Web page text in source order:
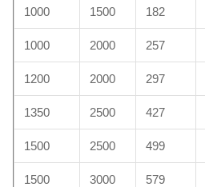
1000 1500 182
1000 2000 257
1200 2000 297
1350 2500 427
1500 2500 499
1500 3000 579